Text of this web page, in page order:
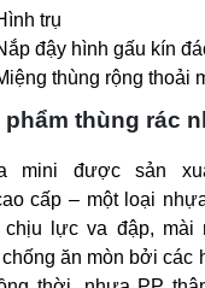
trụ
đậy hình gấu kín
thùng rộng thoải
thùng rác
mini được sản
cấp – một loại
lực va đập, mài
ăn mòn bởi các